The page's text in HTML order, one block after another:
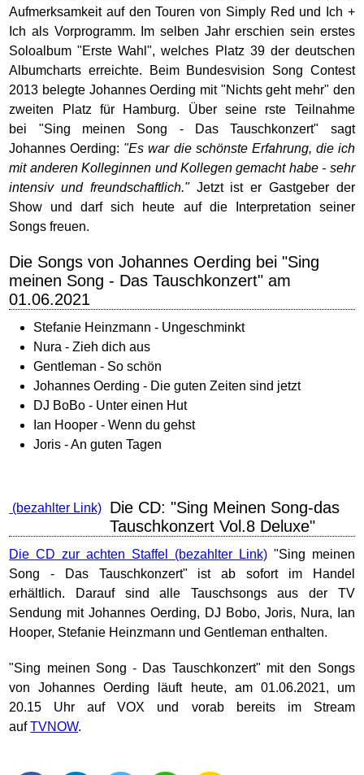
Aufmerksamkeit auf den Touren von Simply Red und Ich +
Ich als Vorprogramm. Im selben Jahr erschien sein erstes
Soloalbum "Erste Wahl", welches Platz 39 der deutschen
Albumcharts erreichte. Beim Bundesvision Song Contest
2013 belegte Johannes Oerding mit "Nichts geht mehr" den
zweiten Platz für Hamburg. Über seine rste Teilnahme
bei "Sing meinen Song - Das Tauschkonzert" sagt
Johannes Oerding: "Es war die schönste Erfahrung, die ich
mit anderen Kolleginnen und Kollegen gemacht habe - sehr
intensiv und freundschaftlich."Jetzt ist er Gastgeber der
Show und darf sich heute auf die Interpretation seiner
Songs freuen.
Die Songs von Johannes Oerding bei "Sing
meinen Song - Das Tauschkonzert" am
01.06.2021
Stefanie Heinzmann - Ungeschminkt
Nura - Zieh dich aus
Gentleman - So schön
Johannes Oerding - Die guten Zeiten sind jetzt
DJ BoBo - Unter einen Hut
Ian Hooper - Wenn du gehst
Joris - An guten Tagen
Die CD: "Sing Meinen Song-das
Tauschkonzert Vol.8 Deluxe"
Die CD zur achten Staffel
"Sing meinen
Song - Das Tauschkonzert" ist ab sofort im Handel
erhältlich. Darauf sind alle Tauschsongs aus der TV
Sendung mit Johannes Oerding, DJ Bobo, Joris, Nura, Ian
Hooper, Stefanie Heinzmann und Gentleman enthalten.
"Sing meinen Song - Das Tauschkonzert" mit den Songs
von Johannes Oerding läuft heute, am 01.06.2021, um
20.15 Uhr auf VOX und vorab bereits im Stream
aufTVNOW.